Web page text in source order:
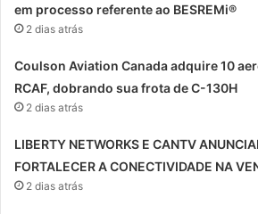
em processo referente ao BESREMi®
2 dias atrás
Coulson Aviation Canada adquire 10
RCAF, dobrando sua frota de C-130H
2 dias atrás
LIBERTY NETWORKS E CANTV
FORTALECER A CONECTIVIDADE NA
2 dias atrás